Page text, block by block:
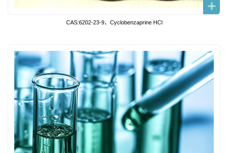
CAS:6202-23-9，Cyclobenzaprine HCl